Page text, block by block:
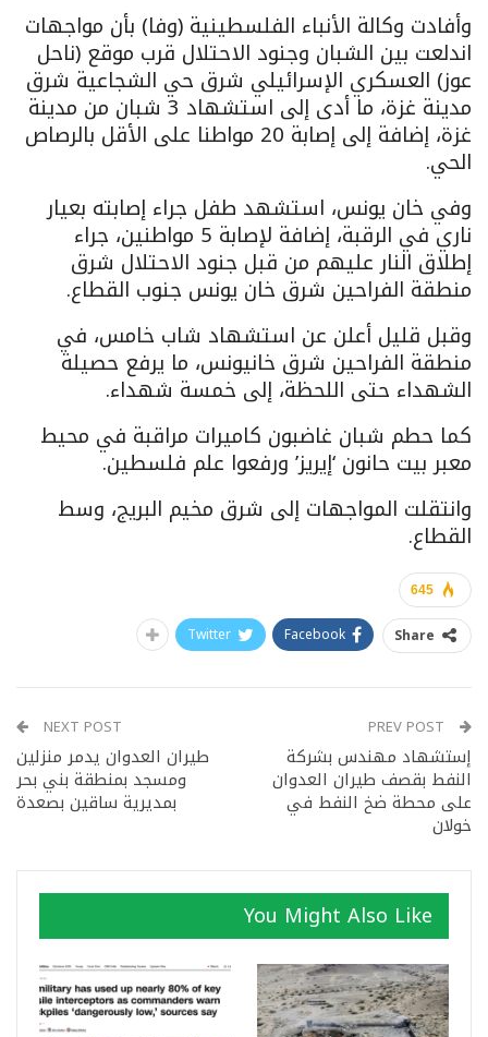
وأفادت وكالة الأنباء الفلسطينية (وفا) بأن مواجهات
اندلعت بين الشبان وجنود الاحتلال قرب موقع (ناحل
عوز) العسكري الإسرائيلي شرق حي الشجاعية شرق
مدينة غزة، ما أدى إلى استشهاد 3 شبان من مدينة
غزة، إضافة إلى إصابة 20 مواطنا على الأقل بالرصاص
الحي.
وفي خان يونس، استشهد طفل جراء إصابته بعيار
ناري في الرقبة، إضافة لإصابة 5 مواطنين، جراء
إطلاق النار عليهم من قبل جنود الاحتلال شرق
منطقة الفراحين شرق خان يونس جنوب القطاع.
وقبل قليل أعلن عن استشهاد شاب خامس، في
منطقة الفراحين شرق خانيونس، ما يرفع حصيلة
الشهداء حتى اللحظة، إلى خمسة شهداء.
كما حطم شبان غاضبون كاميرات مراقبة في محيط
معبر بيت حانون ‘إيريز’ ورفعوا علم فلسطين.
وانتقلت المواجهات إلى شرق مخيم البريج، وسط
القطاع.
645
Share
Facebook
Twitter
إستشهاد مهندس بشركة
النفط بقصف طيران العدوان
على محطة ضخ النفط في
خولان
NEXT POST
طيران العدوان يدمر منزلين
ومسجد بمنطقة بني بحر
بمديرية ساقين بصعدة
You Might Also Like